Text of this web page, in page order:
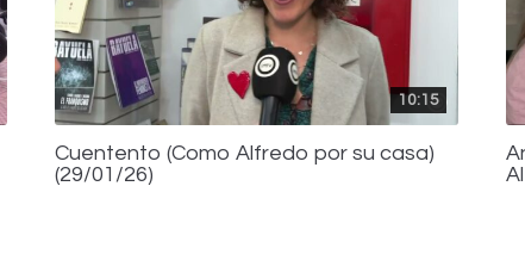
10:15
Cuentento (Como Alfredo por su casa)
(29/01/26)